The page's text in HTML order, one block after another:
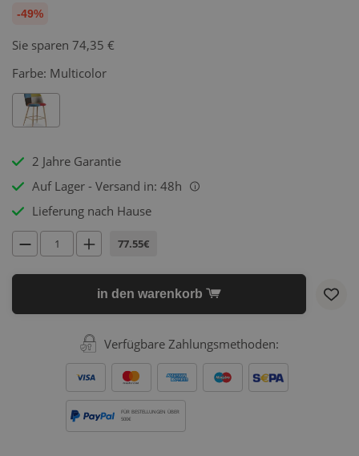
-49%
Sie sparen 74,35 €
Farbe: Multicolor
2 Jahre Garantie
Auf Lager - Versand in: 48h
i
Lieferung nach Hause
77.55€
in den warenkorb
Verfügbare Zahlungsmethoden:
FÜR BESTELLUNGEN ÜBER
500€